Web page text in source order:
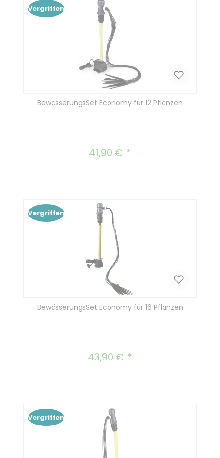
Vergriffen
BewässerungsSet Economy für 12 Pflanzen
Regulärer Preis:
41,90 €
Vergriffen
BewässerungsSet Economy für 16 Pflanzen
Regulärer Preis:
43,90 €
Vergriffen